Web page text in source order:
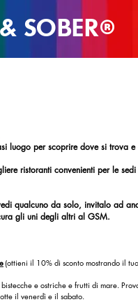
SOBER®
luogo per scoprire dove si trova
ristoranti convenienti per le
qualcuno da solo, invitalo ad
gli uni degli altri al GSM.
(ottieni il 10% di sconto mostrando il
e ostriche e frutti di mare.
il venerdì e il sabato.